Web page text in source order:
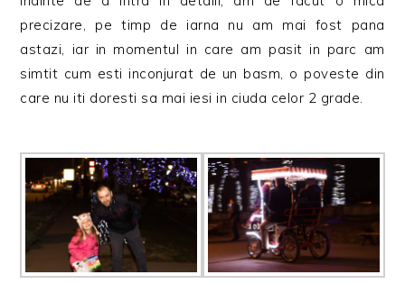
precizare, pe timp de iarna nu am mai fost pana
astazi, iar in momentul in care am pasit in parc am
simtit cum esti inconjurat de un basm, o poveste din
care nu iti doresti sa mai iesi in ciuda celor 2 grade.